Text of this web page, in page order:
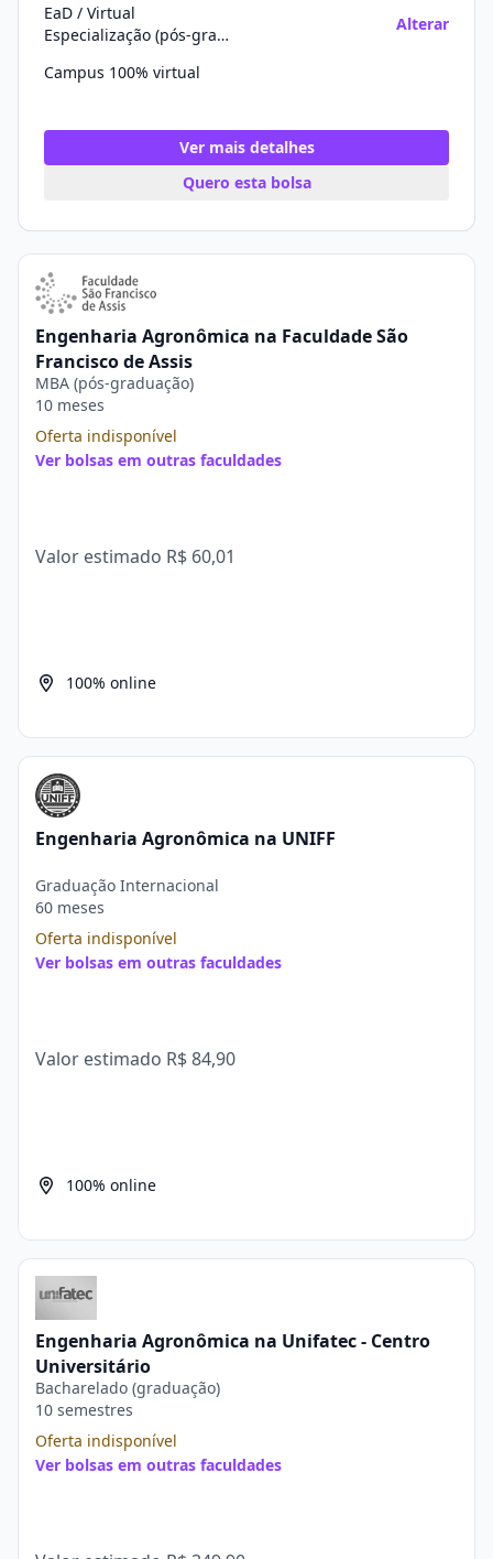
EaD / Virtual
Especialização (pós-graduação)
Alterar
Campus 100% virtual
Ver mais detalhes
Quero esta bolsa
Engenharia Agronômica na Faculdade São
Francisco de Assis
MBA (pós-graduação)
10 meses
Oferta indisponível
Ver bolsas em outras faculdades
Valor estimado R$ 60,01
100% online
Engenharia Agronômica na UNIFF
Graduação Internacional
60 meses
Oferta indisponível
Ver bolsas em outras faculdades
Valor estimado R$ 84,90
100% online
Engenharia Agronômica na Unifatec - Centro
Universitário
Bacharelado (graduação)
10 semestres
Oferta indisponível
Ver bolsas em outras faculdades